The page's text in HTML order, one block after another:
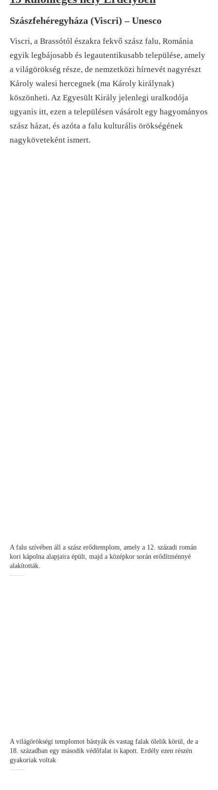
Szászfehéregyháza (Viscri) – Unesco
Viscri, a Brassótól északra fekvő szász falu, Románia
egyik legbájosabb és legautentikusabb települése, amely
a világörökség része, de nemzetközi hírnevét nagyrészt
Károly walesi hercegnek (ma Károly királynak)
köszönheti. Az Egyesült Király jelenlegi uralkodója
ugyanis itt, ezen a településen vásárolt egy hagyományos
szász házat, és azóta a falu kulturális örökségének
nagyköveteként ismert.
A falu szívében áll a szász erődtemplom, amely a 12. századi román
kori kápolna alapjaira épült, majd a középkor során erődítménnyé
alakították.
A világörökségi templomot bástyák és vastag falak ölelik körül, de a
18. században egy második védőfalat is kapott. Erdély ezen részén
gyakoriak voltak